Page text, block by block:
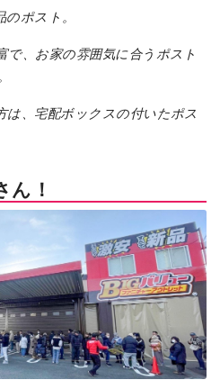
ポスト。
で、お家の雰囲気に合うポスト
は、宅配ボックスの付いたポス
ん！